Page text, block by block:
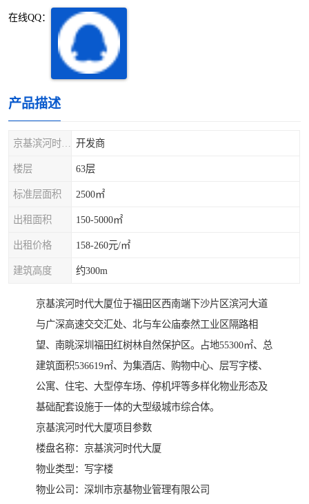
在线QQ：
产品描述
开发商
楼层 63层
标准层面积 2500㎡
出租面积 150-5000㎡
出租价格 158-260元/㎡
建筑高度 约300m
京基滨河时代大厦位于福田区西南端下沙片区滨河大道
与广深高速交交汇处、北与车公庙泰然工业区隔路相
望、南眺深圳福田红树林自然保护区。占地55300㎡、总
建筑面积536619㎡、为集酒店、购物中心、层写字楼、
公寓、住宅、大型停车场、停机坪等多样化物业形态及
基础配套设施于一体的大型级城市综合体。
京基滨河时代大厦项目参数
楼盘名称：京基滨河时代大厦
物业类型：写字楼
物业公司：深圳市京基物业管理有限公司
龙岗区
宝安西乡
光明区
龙华观澜